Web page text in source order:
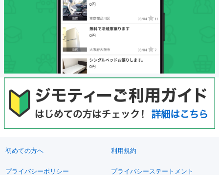
初めての方へ 利用規約
プライバシーポリシー プライバシーステートメント